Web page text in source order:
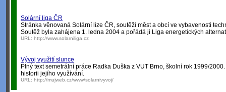
Solární liga ČR
Stránka věnovaná Solární lize ČR, soutěži měst a obcí ve vybavenosti
Soutěž byla zahájena 1. ledna 2004 a pořádá ji Liga energetických
URL: http://www.solarniliga.cz
Vývoj využití slunce
Plný text semetrální práce Radka Duška z VUT Brno, školní rok 1999/
historii jejího využívání.
URL: http://mujweb.cz/www/solarnivyvoj/